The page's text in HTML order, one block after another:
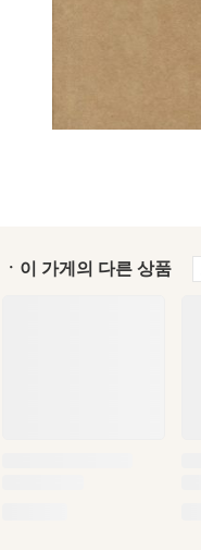
ㆍ이 가게의 다른 상품